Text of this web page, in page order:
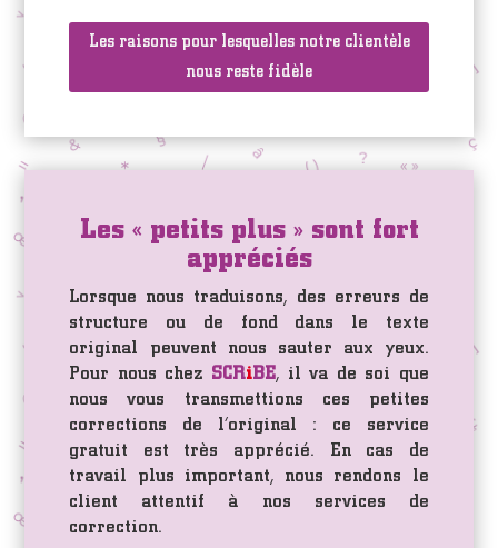
Les raisons pour lesquelles notre clientèle
nous reste fidèle
Les « petits plus » sont fort
appréciés
Lorsque nous traduisons, des erreurs de
structure ou de fond dans le texte
original peuvent nous sauter aux yeux.
Pour nous chez SCRiBE, il va de soi que
nous vous transmettions ces petites
corrections de l’original : ce service
gratuit est très apprécié. En cas de
travail plus important, nous rendons le
client attentif à nos services de
correction.